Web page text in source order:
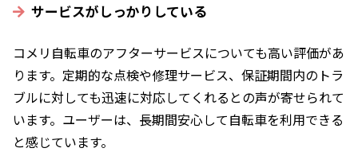
サービスがしっかりしている
コメリ自転車のアフターサービスについても高い評価があ
ります。定期的な点検や修理サービス、保証期間内のトラ
ブルに対しても迅速に対応してくれるとの声が寄せられて
います。ユーザーは、長期間安心して自転車を利用できる
と感じています。